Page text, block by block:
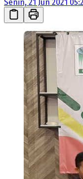
Senin, 21 Jun 2021